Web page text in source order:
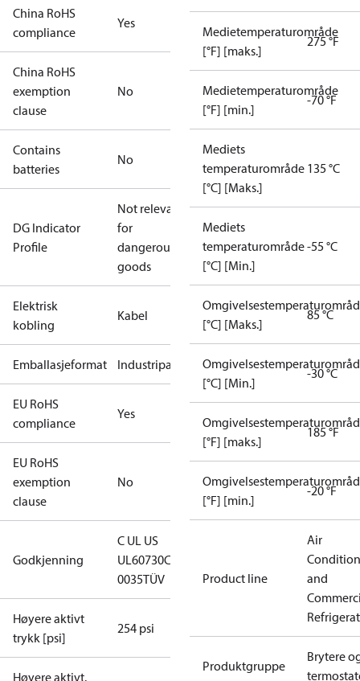
China RoHS
compliance
Yes
China RoHS
exemption
clause
No
Contains
batteries
No
DG Indicator
Profile
Not relevant
for
dangerous
goods
Elektrisk
kobling
Kabel
Emballasjeformat Industripakning
EU RoHS
compliance
Yes
EU RoHS
exemption
clause
No
Godkjenning
C UL US
UL60730CE
0035TÜV
Høyere aktivt
trykk [psi]
254 psi
Høyere aktivt.
Medietemperaturområde
[°F] [maks.]
275 °F
Medietemperaturområde
[°F] [min.]
-70 °F
Mediets
temperaturområde
[°C] [Maks.]
135 °C
Mediets
temperaturområde
[°C] [Min.]
-55 °C
[°C] [Maks.]
85 °C
[°C] [Min.]
-30 °C
[°F] [maks.]
185 °F
[°F] [min.]
-20 °F
Product line
Air
and
Produktgruppe
Brytere